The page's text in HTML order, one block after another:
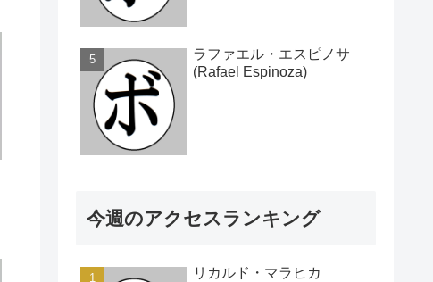
ラファエル・エスピノサ
(Rafael Espinoza)
今週のアクセスランキング
リカルド・マラヒカ